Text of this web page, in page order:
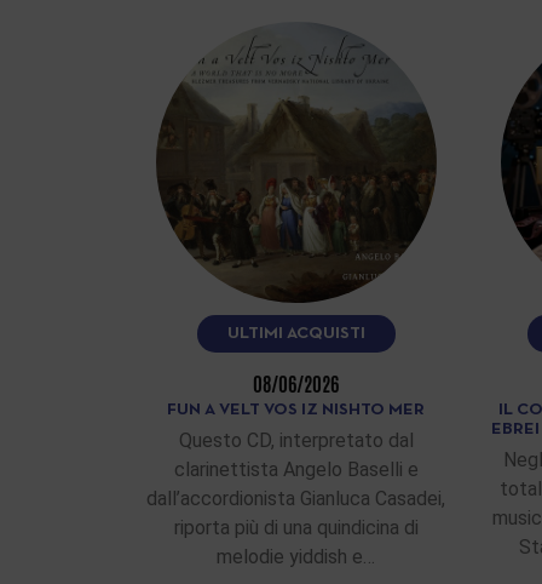
ULTIMI ACQUISTI
08/06/2026
FUN A VELT VOS IZ NISHTO MER
Questo CD, interpretato dal
clarinettista Angelo Baselli e
dall’accordionista Gianluca Casadei,
riporta più di una quindicina di
melodie yiddish e…
IL